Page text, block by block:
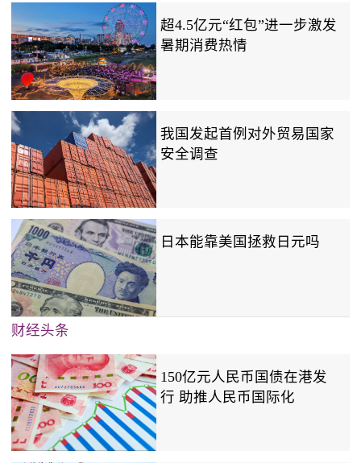
超4.5亿元“红包”进一步激发
暑期消费热情
我国发起首例对外贸易国家
安全调查
日本能靠美国拯救日元吗
财经头条
150亿元人民币国债在港发
行 助推人民币国际化